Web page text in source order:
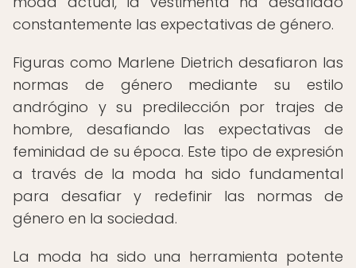
constantemente las expectativas de género.
Figuras como Marlene Dietrich desafiaron las
normas de género mediante su estilo
andrógino y su predilección por trajes de
hombre, desafiando las expectativas de
feminidad de su época. Este tipo de expresión
a través de la moda ha sido fundamental
para desafiar y redefinir las normas de
género en la sociedad.
La moda ha sido una herramienta potente